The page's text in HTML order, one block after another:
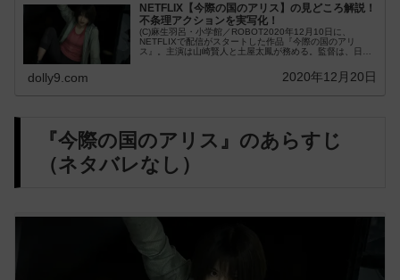
NETFLIX【今際の国のアリス】の見どころ解説！
不条理アクションを実写化！
(C)麻生羽呂・小学館／ROBOT2020年12月10日に、
NETFLIXで配信がスタートした作品『今際の国のアリ
ス』。主演は山崎賢人と土屋太鳳が務める。監督は、日本
dolly9.com 2020年12月20日
『今際の国のアリス』のあらすじ
（ネタバレなし）